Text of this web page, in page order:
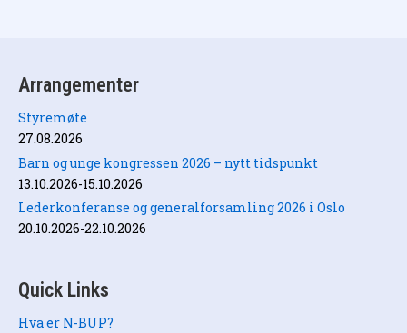
Arrangementer
Styremøte
27.08.2026
Barn og unge kongressen 2026 – nytt tidspunkt
13.10.2026-15.10.2026
Lederkonferanse og generalforsamling 2026 i Oslo
20.10.2026-22.10.2026
Quick Links
Hva er N-BUP?